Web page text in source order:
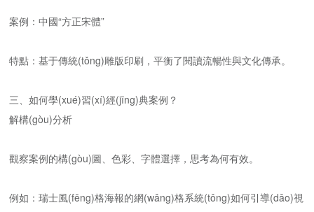
案例：中國“方正宋體”
特點：基于傳統(tǒng)雕版印刷，平衡了閱讀流暢性與文化傳承。
三、如何學(xué)習(xí)經(jīng)典案例？
解構(gòu)分析
觀察案例的構(gòu)圖、色彩、字體選擇，思考為何有效。
例如：瑞士風(fēng)格海報的網(wǎng)格系統(tǒng)如何引導(dǎo)視